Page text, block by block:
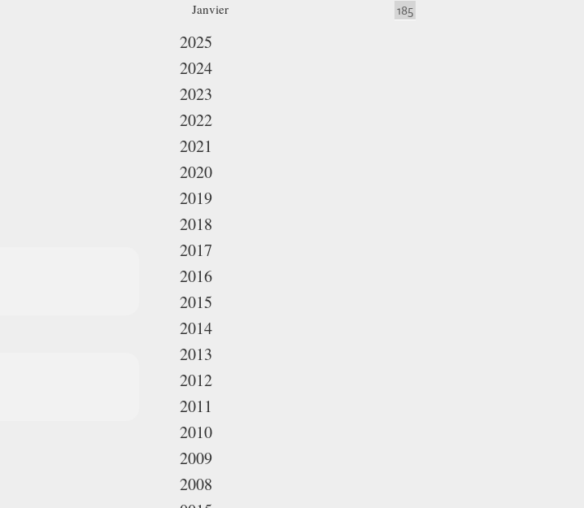
Janvier 185
2025
2024
2023
2022
2021
2020
2019
2018
2017
2016
2015
2014
2013
2012
2011
2010
2009
2008